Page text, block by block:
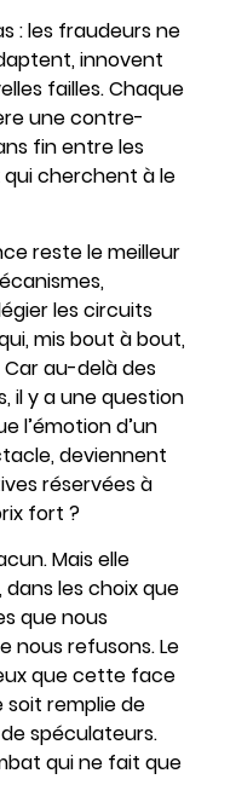
: les fraudeurs ne
innovent
failles. Chaque
une contre-
fin entre les
cherchent à le
reste le meilleur
les circuits
mis bout à bout,
au-delà des
il y a une question
l’émotion d’un
deviennent
réservées à
fort ?
Mais elle
les choix que
que nous
nous refusons. Le
que cette face
soit remplie de
spéculateurs.
qui ne fait que